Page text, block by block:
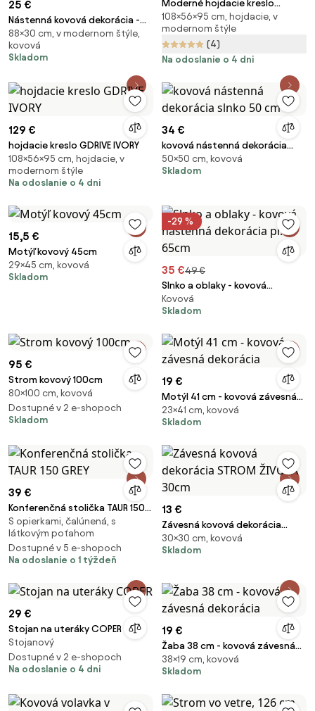
25 €
Nástenná kovová dekorácia -
listy v rámiku 88cm
88×30 cm, v modernom štýle,
kovová
Skladom
Moderné hojdacie kreslo
GDRIVE GREY
108×56×95 cm, hojdacie, v
modernom štýle
(4)
Na odoslanie o 4 dni
129 €
hojdacie kreslo GDRIVE IVORY
108×56×95 cm, hojdacie, v
modernom štýle
Na odoslanie o 4 dni
34 €
kovová nástenná dekorácia
slnko 50 cm
50×50 cm, kovová
Skladom
15,5 €
Motýľ kovový 45cm
29×45 cm, kovová
Skladom
-29 %
35 €49 €
Slnko a oblaky - kovová
nástenná dekorácia pr. 65cm
Kovová
Skladom
95 €
Strom kovový 100cm
80×100 cm, kovová
Dostupné v 2 e-shopoch
Skladom
19 €
Motýl 41 cm - kovová závesná
dekorácia
23×41 cm, kovová
Skladom
39 €
Konferenčná stolička TAUR 150
GREY
S opierkami, čalúnená, s
látkovým poťahom
Dostupné v 5 e-shopoch
Na odoslanie o 1 týždeň
13 €
Závesná kovová dekorácia
STROM ŽIVOTA 30cm
30×30 cm, kovová
Skladom
29 €
Stojan na uteráky COPER
Stojanový
Dostupné v 2 e-shopoch
Na odoslanie o 4 dni
19 €
Žaba 38 cm - kovová závesná
dekorácia
38×19 cm, kovová
Skladom